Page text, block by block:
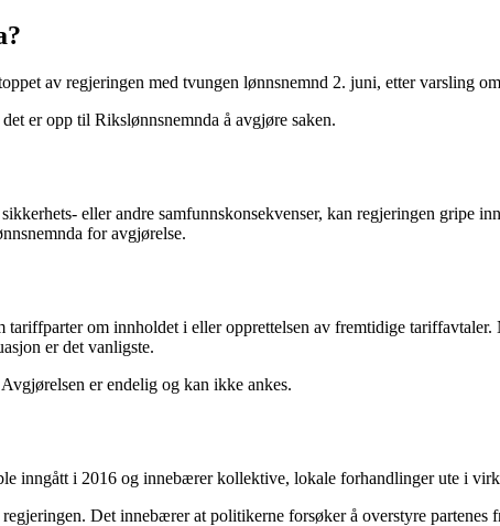
av regjeringen med tvungen lønnsnemnd 2. juni, etter varsling
er opp til Rikslønnsnemnda å avgjøre saken.
eller andre samfunnskonsekvenser, kan regjeringen gripe
for avgjørelse.
om innholdet i eller opprettelsen av fremtidige
er det vanligste.
er endelig og kan ikke ankes.
inngått i 2016 og innebærer kollektive, lokale forhandlinger ute i
Det innebærer at politikerne forsøker å overstyre